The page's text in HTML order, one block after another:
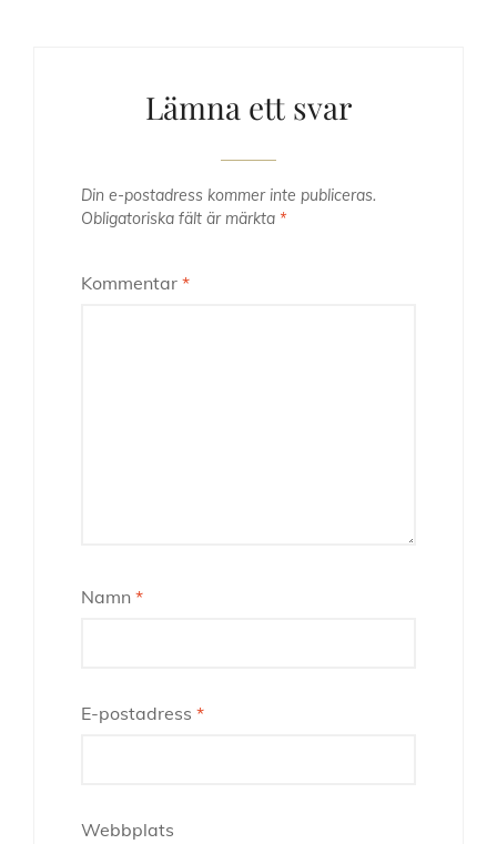
Lämna ett svar
Din e-postadress kommer inte publiceras.
Obligatoriska fält är märkta *
Kommentar *
Namn *
E-postadress *
Webbplats